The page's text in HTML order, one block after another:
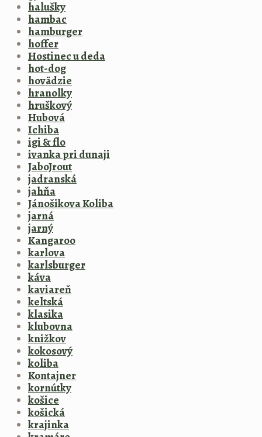
halušky
hambac
hamburger
hoffer
Hostinec u deda
hot-dog
hovädzie
hranolky
hruškový
Hubová
Ichiba
igi & flo
ivanka pri dunaji
JaboJrout
jadranská
jahňa
Jánošikova Koliba
jarná
jarný
Kangaroo
karlova
karlsburger
káva
kaviareň
keltská
klasika
klubovna
knižkov
kokosový
koliba
Kontajner
kornútky
košice
košická
krajinka